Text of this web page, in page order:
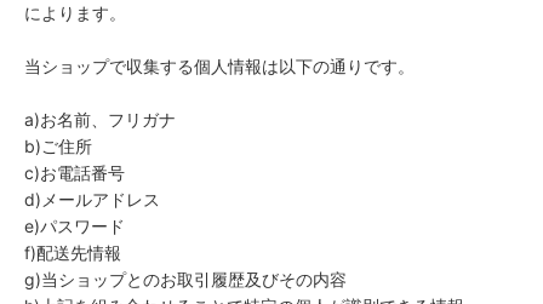
によります。
当ショップで収集する個人情報は以下の通りです。
a)お名前、フリガナ
b)ご住所
c)お電話番号
d)メールアドレス
e)パスワード
f)配送先情報
g)当ショップとのお取引履歴及びその内容